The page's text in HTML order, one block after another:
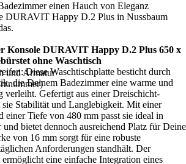
und Armatur
einen Hauch von Eleganz
DURAVIT Happy D.2 Plus in Nussbaum
Konsole DURAVIT Happy D.2 Plus 650 x
ohne Waschtisch
Diese Waschtischplatte besticht durch
die Deinem Badezimmer eine warme und
verleiht. Gefertigt aus einer Dreischicht-
sie Stabilität und Langlebigkeit. Mit einer
einer Tiefe von 480 mm passt sie ideal in
bietet dennoch ausreichend Platz für Deine
von 16 mm sorgt für eine robuste
Anforderungen standhält. Der
ermöglicht eine einfache Integration eines